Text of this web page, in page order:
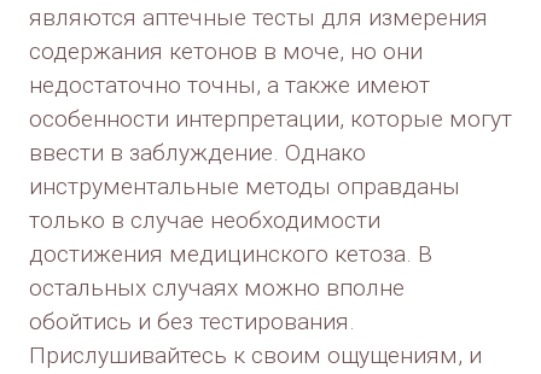
являются аптечные тесты для измерения
содержания кетонов в моче, но они
недостаточно точны, а также имеют
особенности интерпретации, которые могут
ввести в заблуждение. Однако
инструментальные методы оправданы
только в случае необходимости
достижения медицинского кетоза. В
остальных случаях можно вполне
обойтись и без тестирования.
Прислушивайтесь к своим ощущениям, и